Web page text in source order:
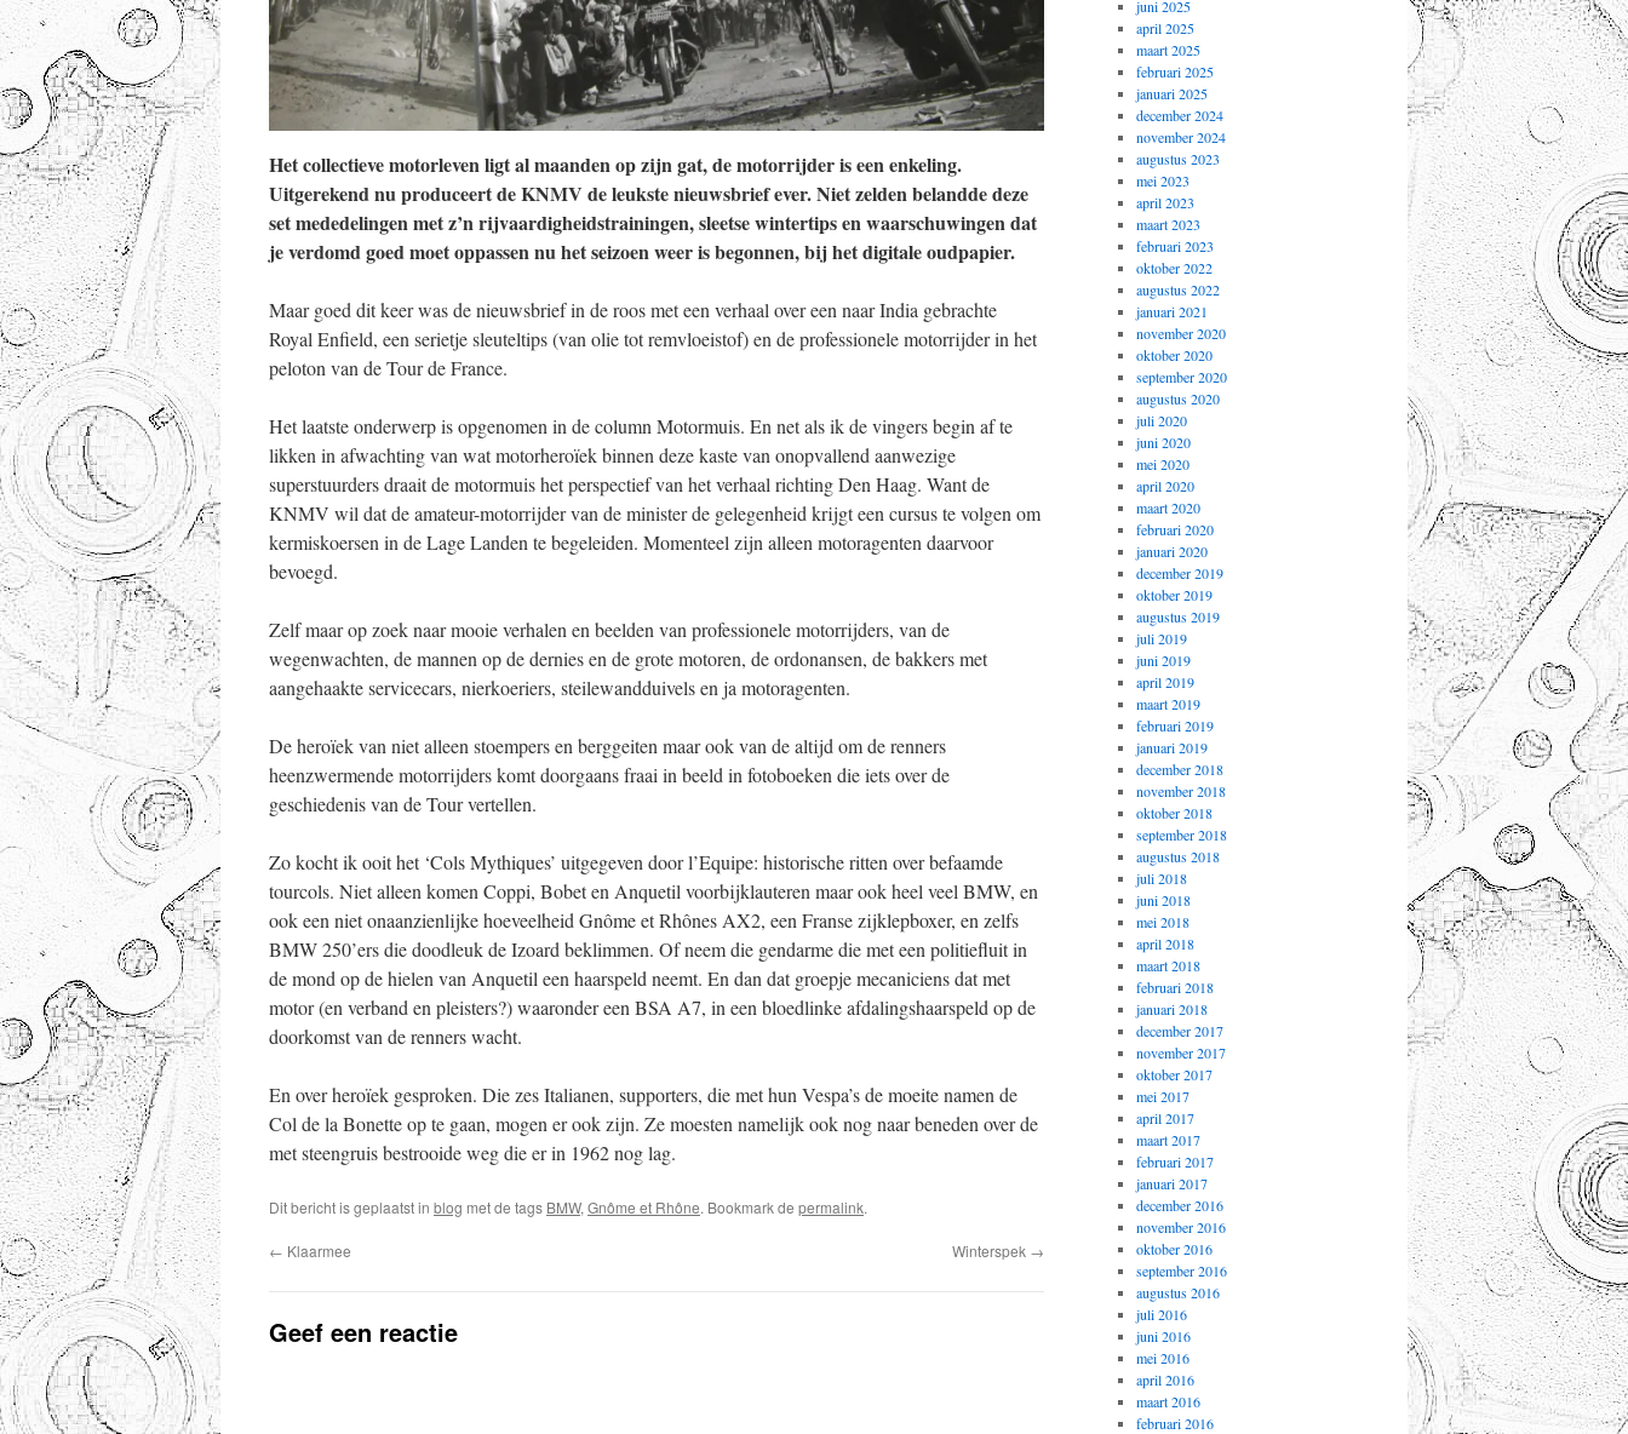
Het collectieve motorleven ligt al maanden op zijn gat, de motorrijder is een enkeling.
Uitgerekend nu produceert de KNMV de leukste nieuwsbrief ever. Niet zelden belandde deze
set mededelingen met z’n rijvaardigheidstrainingen, sleetse wintertips en waarschuwingen dat
je verdomd goed moet oppassen nu het seizoen weer is begonnen, bij het digitale oudpapier.
Maar goed dit keer was de nieuwsbrief in de roos met een verhaal over een naar India gebrachte
Royal Enfield, een serietje sleuteltips (van olie tot remvloeistof) en de professionele motorrijder in het
peloton van de Tour de France.
Het laatste onderwerp is opgenomen in de column Motormuis. En net als ik de vingers begin af te
likken in afwachting van wat motorheroïek binnen deze kaste van onopvallend aanwezige
superstuurders draait de motormuis het perspectief van het verhaal richting Den Haag. Want de
KNMV wil dat de amateur-motorrijder van de minister de gelegenheid krijgt een cursus te volgen om
kermiskoersen in de Lage Landen te begeleiden. Momenteel zijn alleen motoragenten daarvoor
bevoegd.
Zelf maar op zoek naar mooie verhalen en beelden van professionele motorrijders, van de
wegenwachten, de mannen op de dernies en de grote motoren, de ordonansen, de bakkers met
aangehaakte servicecars, nierkoeriers, steilewandduivels en ja motoragenten.
De heroïek van niet alleen stoempers en berggeiten maar ook van de altijd om de renners
heenzwermende motorrijders komt doorgaans fraai in beeld in fotoboeken die iets over de
geschiedenis van de Tour vertellen.
Zo kocht ik ooit het ‘Cols Mythiques’ uitgegeven door l’Equipe: historische ritten over befaamde
tourcols. Niet alleen komen Coppi, Bobet en Anquetil voorbijklauteren maar ook heel veel BMW, en
ook een niet onaanzienlijke hoeveelheid Gnôme et Rhônes AX2, een Franse zijklepboxer, en zelfs
BMW 250’ers die doodleuk de Izoard beklimmen. Of neem die gendarme die met een politiefluit in
de mond op de hielen van Anquetil een haarspeld neemt. En dan dat groepje mecaniciens dat met
motor (en verband en pleisters?) waaronder een BSA A7, in een bloedlinke afdalingshaarspeld op de
doorkomst van de renners wacht.
En over heroïek gesproken. Die zes Italianen, supporters, die met hun Vespa’s de moeite namen de
Col de la Bonette op te gaan, mogen er ook zijn. Ze moesten namelijk ook nog naar beneden over de
met steengruis bestrooide weg die er in 1962 nog lag.
Dit bericht is geplaatst in blog met de tags BMW, Gnôme et Rhône. Bookmark de permalink.
← Klaarmee Winterspek →
Geef een reactie
juni 2025
april 2025
maart 2025
februari 2025
januari 2025
december 2024
november 2024
augustus 2023
mei 2023
april 2023
maart 2023
februari 2023
oktober 2022
augustus 2022
januari 2021
november 2020
oktober 2020
september 2020
augustus 2020
juli 2020
juni 2020
mei 2020
april 2020
maart 2020
februari 2020
januari 2020
december 2019
oktober 2019
augustus 2019
juli 2019
juni 2019
april 2019
maart 2019
februari 2019
januari 2019
december 2018
november 2018
oktober 2018
september 2018
augustus 2018
juli 2018
juni 2018
mei 2018
april 2018
maart 2018
februari 2018
januari 2018
december 2017
november 2017
oktober 2017
mei 2017
april 2017
maart 2017
februari 2017
januari 2017
december 2016
november 2016
oktober 2016
september 2016
augustus 2016
juli 2016
juni 2016
mei 2016
april 2016
maart 2016
februari 2016